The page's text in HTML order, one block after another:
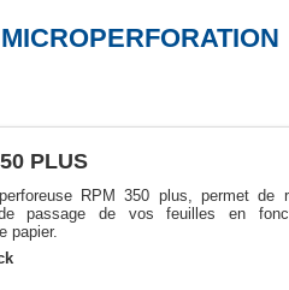
MICROPERFORATION
PLUS
RPM 350 plus, permet de
passage de vos feuilles en
papier.